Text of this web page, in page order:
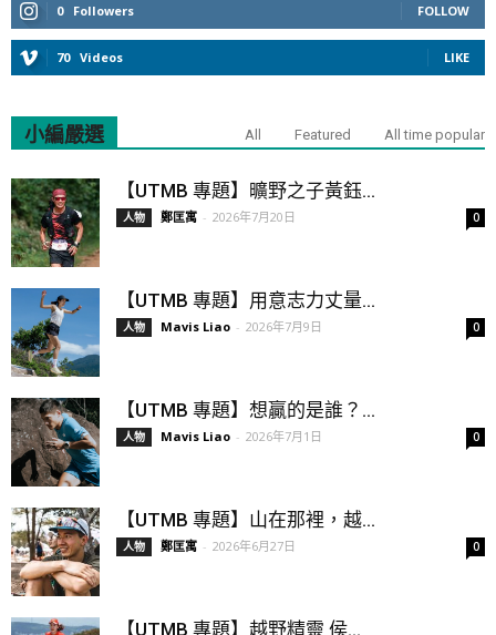
0 Followers FOLLOW
70 Videos LIKE
小編嚴選 All Featured All time popular
【UTMB 專題】曠野之子黃鈺...
人物 鄭匡寓 - 2026年7月20日 0
【UTMB 專題】用意志力丈量...
人物 Mavis Liao - 2026年7月9日 0
【UTMB 專題】想贏的是誰？...
人物 Mavis Liao - 2026年7月1日 0
【UTMB 專題】山在那裡，越...
人物 鄭匡寓 - 2026年6月27日 0
【UTMB 專題】越野精靈 侯...